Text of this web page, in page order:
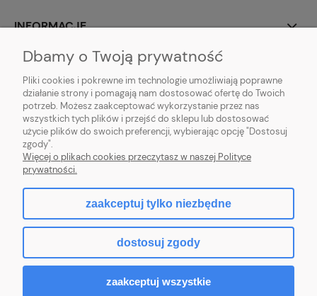
INFORMACJE
O NAS
ZLARO| ul. Fiołkowa 9, 31-457 Kraków, woj. małopolskie | E-mail:
zlaro.krakow@gmail.com
120911970
Sklep internetowy Shoper.pl
Dbamy o Twoją prywatność
Pliki cookies i pokrewne im technologie umożliwiają poprawne
działanie strony i pomagają nam dostosować ofertę do Twoich
potrzeb. Możesz zaakceptować wykorzystanie przez nas
wszystkich tych plików i przejść do sklepu lub dostosować
użycie plików do swoich preferencji, wybierając opcję "Dostosuj
zgody".
Więcej o plikach cookies przeczytasz w naszej Polityce
prywatności.
zaakceptuj tylko niezbędne
dostosuj zgody
zaakceptuj wszystkie